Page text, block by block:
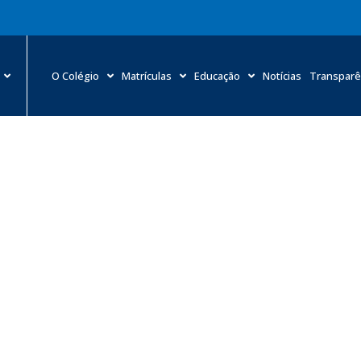
O Colégio Matrículas Educação Notícias